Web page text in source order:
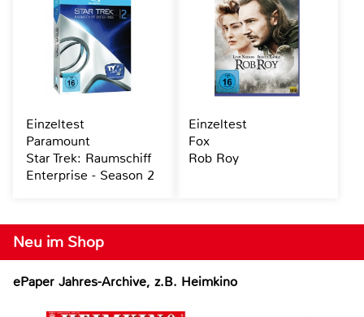
Neu im Shop
ePaper Jahres-Archive, z.B. Heimkino
Einzeltest
Paramount
Star Trek: Raumschiff
Enterprise - Season 2
Einzeltest
Fox
Rob Roy